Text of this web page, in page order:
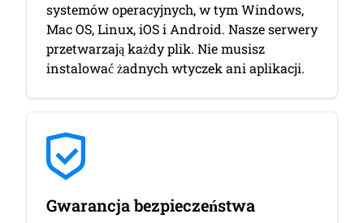
systemów operacyjnych, w tym Windows,
Mac OS, Linux, iOS i Android. Nasze serwery
przetwarzają każdy plik. Nie musisz
instalować żadnych wtyczek ani aplikacji.
Gwarancja bezpieczeństwa